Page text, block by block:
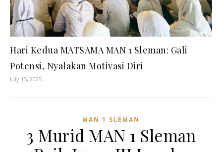
Hari Kedua MATSAMA MAN 1 Sleman: Gali
Potensi, Nyalakan Motivasi Diri
July 15, 2025
MAN 1 SLEMAN
3 Murid MAN 1 Sleman